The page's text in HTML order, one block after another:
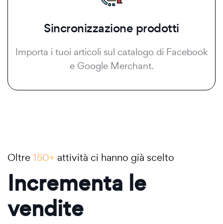
Sincronizzazione prodotti
Importa i tuoi articoli sul catalogo di Facebook
e Google Merchant.
Oltre 150+ attività ci hanno già scelto
Incrementa le
vendite